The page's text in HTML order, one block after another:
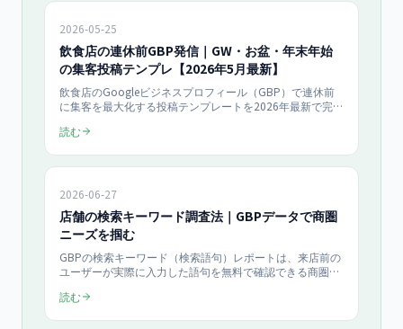
2026-05-25
飲食店の連休前GBP発信｜GW・お盆・年末年始
の集客投稿テンプレ【2026年5月最新】
飲食店のGoogleビジネスプロフィール（GBP）で連休前
に集客を最大化する投稿テンプレートを2026年最新で完全
導線設計、写真選定、配信スケジュール、当日売上+50%
読む
2026-06-27
店舗の検索キーワード調査法｜GBPデータで商圏
ニーズを掴む
GBPの検索キーワード（検索語句）レポートは、来店前の
ユーザーが実際に入力した語句を無料で確認できる商圏調
検索した人の50%が24時間以内に来店。検索語句の見方・
読む